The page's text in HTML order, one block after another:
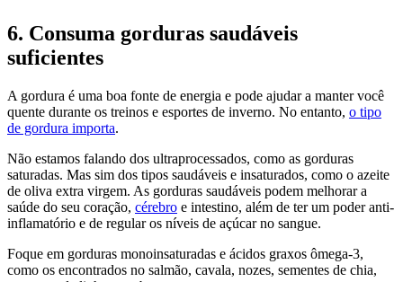
6. Consuma gorduras saudáveis
suficientes
A gordura é uma boa fonte de energia e pode ajudar a manter você
quente durante os treinos e esportes de inverno. No entanto, o tipo
de gordura importa.
Não estamos falando dos ultraprocessados, como as gorduras
saturadas. Mas sim dos tipos saudáveis e insaturados, como o azeite
de oliva extra virgem. As gorduras saudáveis podem melhorar a
saúde do seu coração, cérebro e intestino, além de ter um poder anti-
inflamatório e de regular os níveis de açúcar no sangue.
Foque em gorduras monoinsaturadas e ácidos graxos ômega-3,
como os encontrados no salmão, cavala, nozes, sementes de chia,